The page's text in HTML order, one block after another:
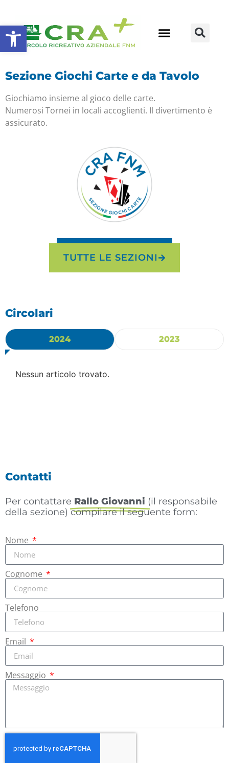
Apri la barra degli strumenti
Sezione Giochi Carte e da Tavolo
Giochiamo insieme al gioco delle carte.
Numerosi Tornei in locali accoglienti. Il divertimento è
assicurato.
TUTTE LE SEZIONI
Circolari
2024 2023
Nessun articolo trovato.
Contatti
Per contattare Rallo Giovanni (il responsabile
della sezione) compilare il seguente form:
Nome
Cognome
Telefono
Email
Messaggio